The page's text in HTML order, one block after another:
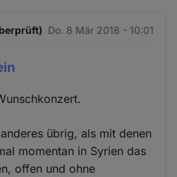
Do. 8 Mär 2018 - 10:01
übrig, als mit denen
momentan in Syrien das
offen und ohne